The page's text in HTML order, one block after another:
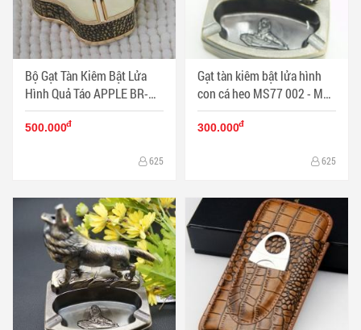
Bộ Gạt Tàn Kiêm Bật Lửa
Hình Quả Táo APPLE BR-
20T - Mã SP: BL09699
500.000đ
625
Gạt tàn kiêm bật lửa hình
con cá heo MS77 002 - Mã
SP: BL00483
300.000đ
625